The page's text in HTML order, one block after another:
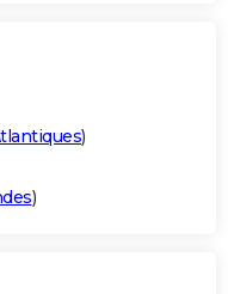
)
)